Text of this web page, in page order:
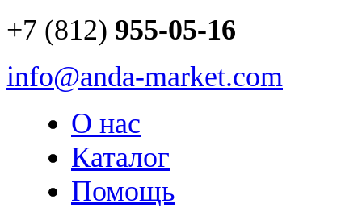
+7 (812) 955-05-16
info@anda-market.com
О нас
Каталог
Помощь